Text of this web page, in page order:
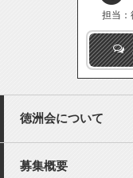
担当
徳洲会について
募集概要